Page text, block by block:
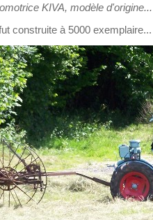
KIVA, modèle d'origine...
construite à 5000 exemplaire...